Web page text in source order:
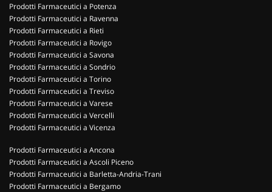
Prodotti Farmaceutici a Potenza
Prodotti Farmaceutici a Ravenna
Prodotti Farmaceutici a Rieti
Prodotti Farmaceutici a Rovigo
Prodotti Farmaceutici a Savona
Prodotti Farmaceutici a Sondrio
Prodotti Farmaceutici a Torino
Prodotti Farmaceutici a Treviso
Prodotti Farmaceutici a Varese
Prodotti Farmaceutici a Vercelli
Prodotti Farmaceutici a Vicenza
Prodotti Farmaceutici a Ancona
Prodotti Farmaceutici a Ascoli Piceno
Prodotti Farmaceutici a Barletta-Andria-Trani
Prodotti Farmaceutici a Bergamo